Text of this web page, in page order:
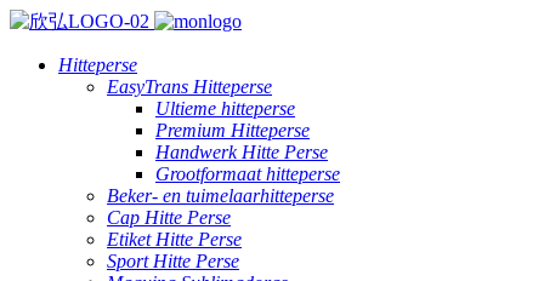
Hitteperse
EasyTrans Hitteperse
Ultieme hitteperse
Premium Hitteperse
Handwerk Hitte Perse
Grootformaat hitteperse
Beker- en tuimelaarhitteperse
Cap Hitte Perse
Etiket Hitte Perse
Sport Hitte Perse